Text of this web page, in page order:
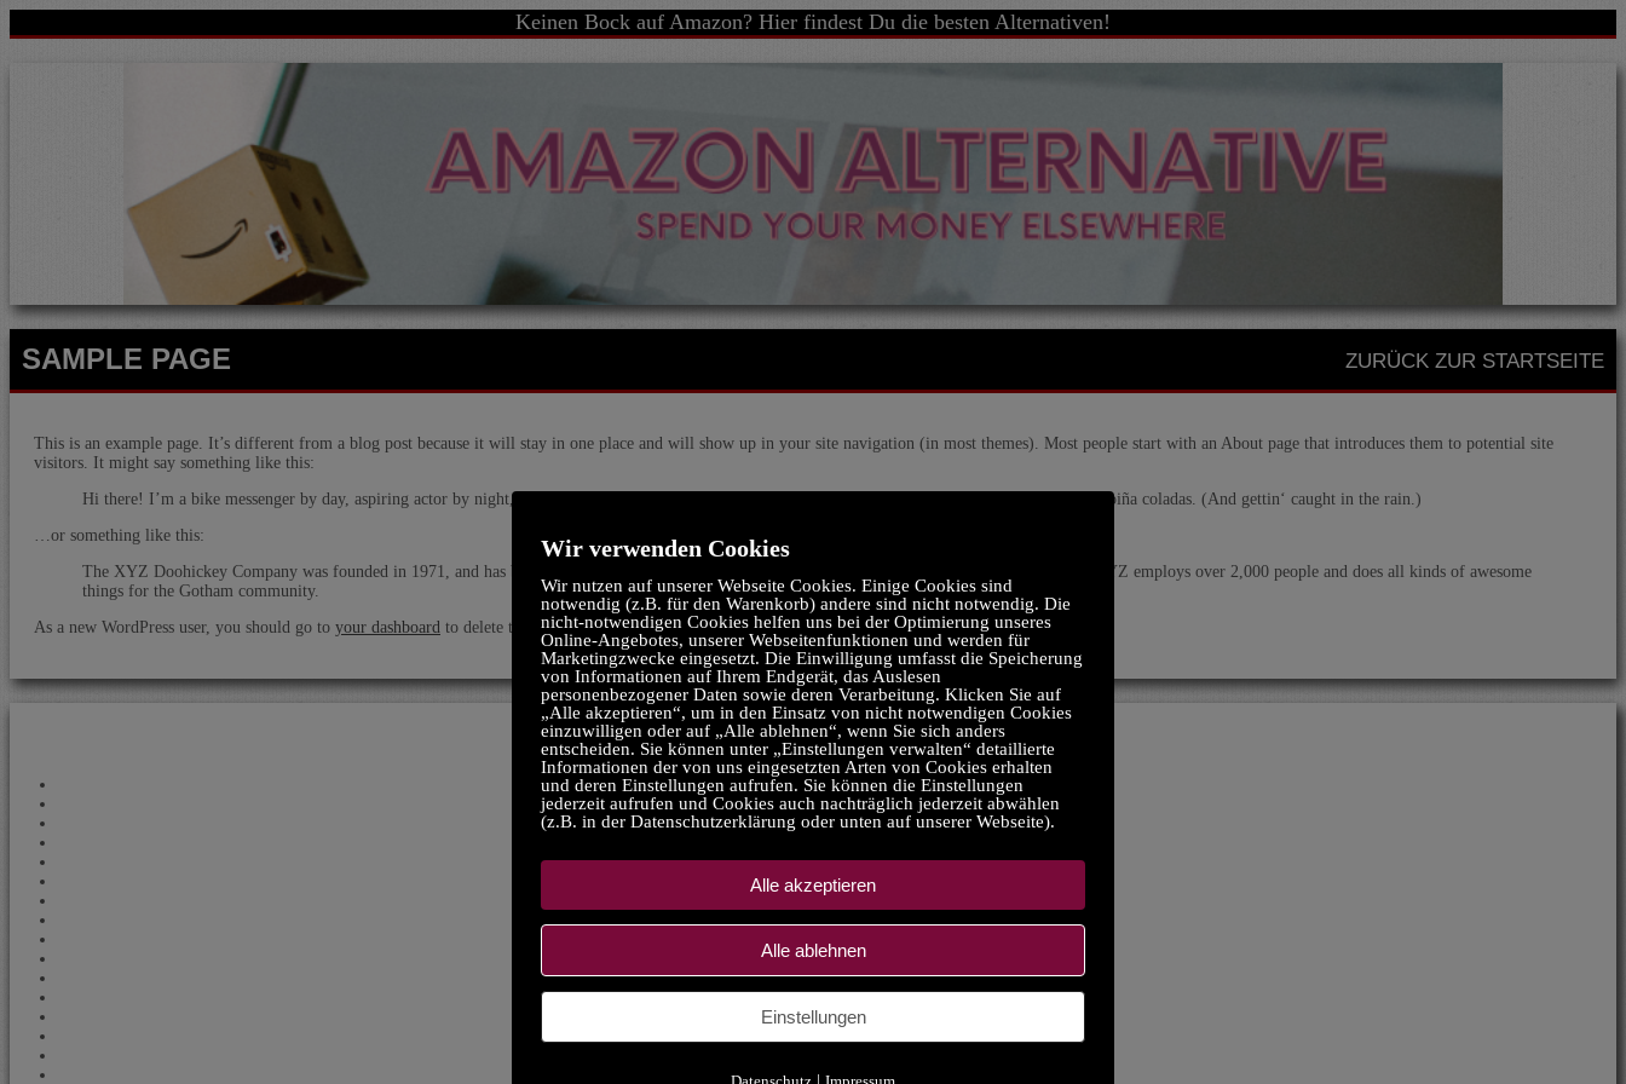
Keinen Bock auf Amazon? Hier findest Du die besten Alternativen!
SAMPLE PAGE ZURÜCK ZUR STARTSEITE
This is an example page. It’s different from a blog post because it will stay in one place and will show up in your site navigation (in most themes). Most people start with an About page that introduces them to potential site
visitors. It might say something like this:
Hi there! I’m a bike messenger by day, aspiring actor by night, and this is my website. I live in Los Angeles, have a great dog named Jack, and I like piña coladas. (And gettin‘ caught in the rain.)
…or something like this:
The XYZ Doohickey Company was founded in 1971, and has been providing quality doohickeys to the public ever since. Located in Gotham City, XYZ employs over 2,000 people and does all kinds of awesome
things for the Gotham community.
As a new WordPress user, you should go to your dashboard to delete this page and create new pages for your content. Have fun!
Categories
Handy Zubehör
Dessous / Unterwäsche
Sextoys
Bücher
Koffer
Games
Motorrad
Tierfutter / Tierbedarf
Wohnen / Möbel
Computer / Büro
Baumarkt / Werkzeug / DIY
Wir verwenden Cookies
Wir nutzen auf unserer Webseite Cookies. Einige Cookies sind
notwendig (z.B. für den Warenkorb) andere sind nicht notwendig. Die
nicht-notwendigen Cookies helfen uns bei der Optimierung unseres
Online-Angebotes, unserer Webseitenfunktionen und werden für
Marketingzwecke eingesetzt. Die Einwilligung umfasst die Speicherung
von Informationen auf Ihrem Endgerät, das Auslesen
personenbezogener Daten sowie deren Verarbeitung. Klicken Sie auf
„Alle akzeptieren“, um in den Einsatz von nicht notwendigen Cookies
einzuwilligen oder auf „Alle ablehnen“, wenn Sie sich anders
entscheiden. Sie können unter „Einstellungen verwalten“ detaillierte
Informationen der von uns eingesetzten Arten von Cookies erhalten
und deren Einstellungen aufrufen. Sie können die Einstellungen
jederzeit aufrufen und Cookies auch nachträglich jederzeit abwählen
(z.B. in der Datenschutzerklärung oder unten auf unserer Webseite).
Alle akzeptieren
Alle ablehnen
Einstellungen
Datenschutz | Impressum